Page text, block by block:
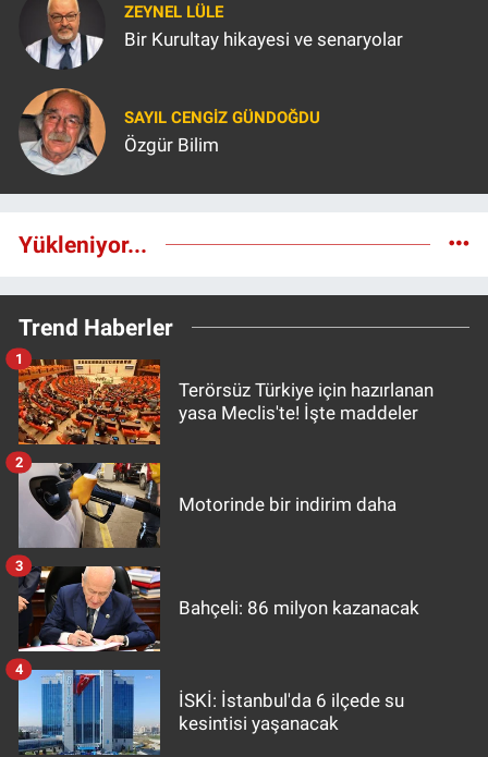
ZEYNEL LÜLE
Bir Kurultay hikayesi ve senaryolar
SAYIL CENGIZ GÜNDOĞDU
Özgür Bilim
Yükleniyor...
Trend Haberler
Terörsüz Türkiye için hazırlanan
yasa Meclis'te! İşte maddeler
1
Motorinde bir indirim daha
2
Bahçeli: 86 milyon kazanacak
3
İSKİ: İstanbul'da 6 ilçede su
kesintisi yaşanacak
4